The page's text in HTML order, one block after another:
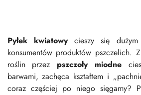
Pyłek kwiatowy cieszy się
konsumentów produktów pszczelich.
roślin przez
pszczoły miodne
barwami, zachęca kształtem i
coraz częściej po niego sięgamy?